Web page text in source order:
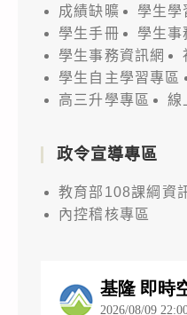
成績缺曠
學生學
學生手冊
學生事
學生事務資訊網
學生自主學習專區
高三升學專區
線
政令宣導專區
教育部108課綱資
內控稽核專區